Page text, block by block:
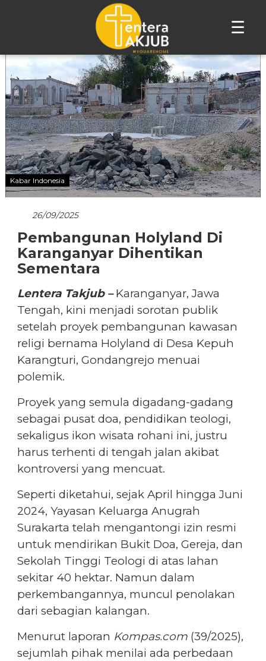
☰
Lompat
konten
Kabar Indonesia
26/09/2025
Pembangunan Holyland Di
Karanganyar Dihentikan
Sementara
Lentera Takjub – Karanganyar, Jawa
Tengah, kini menjadi sorotan publik
setelah proyek pembangunan kawasan
religi bernama Holyland di Desa Kepuh
Karangturi, Gondangrejo menuai
polemik.
Proyek yang semula digadang-gadang
sebagai pusat doa, pendidikan teologi,
sekaligus ikon wisata rohani ini, justru
harus terhenti di tengah jalan akibat
kontroversi yang mencuat.
Seperti diketahui, sejak April hingga Juni
2024, Yayasan Keluarga Anugrah
Surakarta telah mengantongi izin resmi
untuk mendirikan Bukit Doa, Gereja, dan
Sekolah Tinggi Teologi di atas lahan
sekitar 40 hektar. Namun dalam
perkembangannya, muncul penolakan
dari sebagian kalangan.
Menurut laporan Kompas.com(39/2025),
sejumlah pihak menilai ada perbedaan